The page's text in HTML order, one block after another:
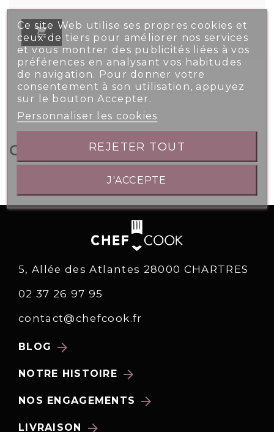

Caractéristiques détaillées
5, Allée des Atlantes 28000 CHARTRES
02 37 26 97 95
contact@chefcook.fr
BLOG arrow_forward
NOTRE HISTOIRE arrow_forward
NOS ENGAGEMENTS arrow_forward
LIVRAISON arrow_forward
Ce site Web utilise ses propres cookies et
ceux de tiers pour améliorer nos services
et vous montrer des publicités liées à vos
préférences en analysant vos habitudes
de navigation. Pour donner votre
consentement à son utilisation, appuyez
sur le bouton Accepter.
Personnaliser les cookies
REJETER TOUT
J'ACCEPTE